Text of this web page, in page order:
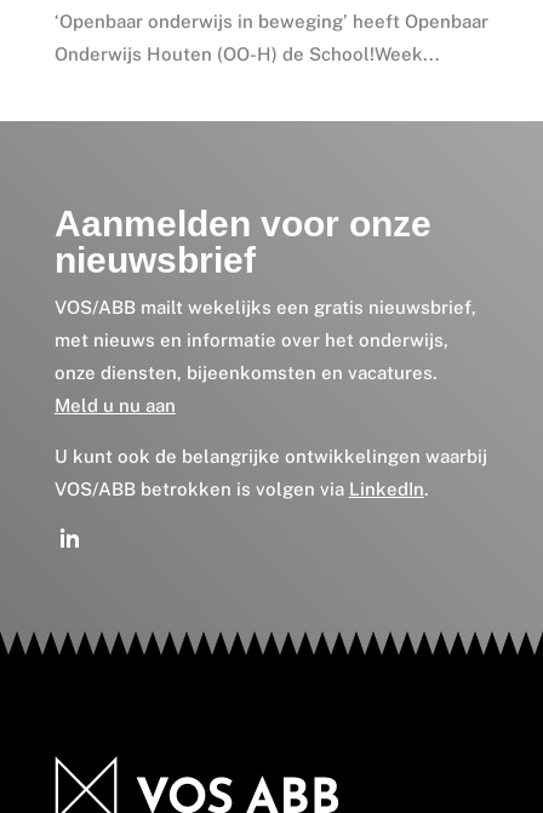
‘Openbaar onderwijs in beweging’ heeft Openbaar
Onderwijs Houten (OO-H) de School!Week...
Aanmelden voor onze
nieuwsbrief
VOS/ABB mailt wekelijks een gratis nieuwsbrief,
met nieuws en informatie over het onderwijs,
onze diensten, bijeenkomsten en vacatures.
Meld u nu aan
U kunt ook de belangrijke ontwikkelingen waarbij
VOS/ABB betrokken is volgen via LinkedIn.